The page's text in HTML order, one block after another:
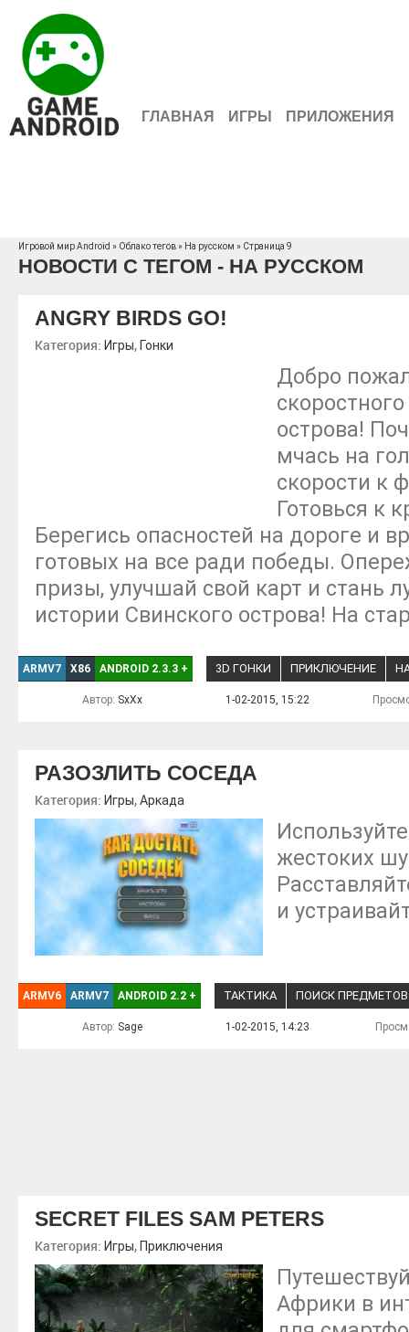
ГЛАВНАЯ ИГРЫ ПРИЛОЖЕНИЯ
Игровой мир Android » Облако тегов» На русском » Страница 9
НОВОСТИ С ТЕГОМ - НА РУССКОМ
ANGRY BIRDS GO!
Категория: Игры, Гонки
Добро
острова!
мчась на
скорости к
Готовься к
Берегись опасностей на дороге и
готовых на все ради победы.
призы, улучшай свой карт и стань
истории Свинского острова! На
ARMV7 X86 ANDROID 2.3.3 + 3D ГОНКИ ПРИКЛЮЧЕНИЕ
Автор: SxXx 1-02-2015, 15:22
РАЗОЗЛИТЬ СОСЕДА
Категория: Игры,Аркада
жестоких
и
ARMV6 ARMV7 ANDROID 2.2 + ТАКТИКА ПОИСК ПРЕДМЕТОВ
Автор: Sage 1-02-2015, 14:23
SECRET FILES SAM PETERS
Категория: Игры, Приключения
Африки в